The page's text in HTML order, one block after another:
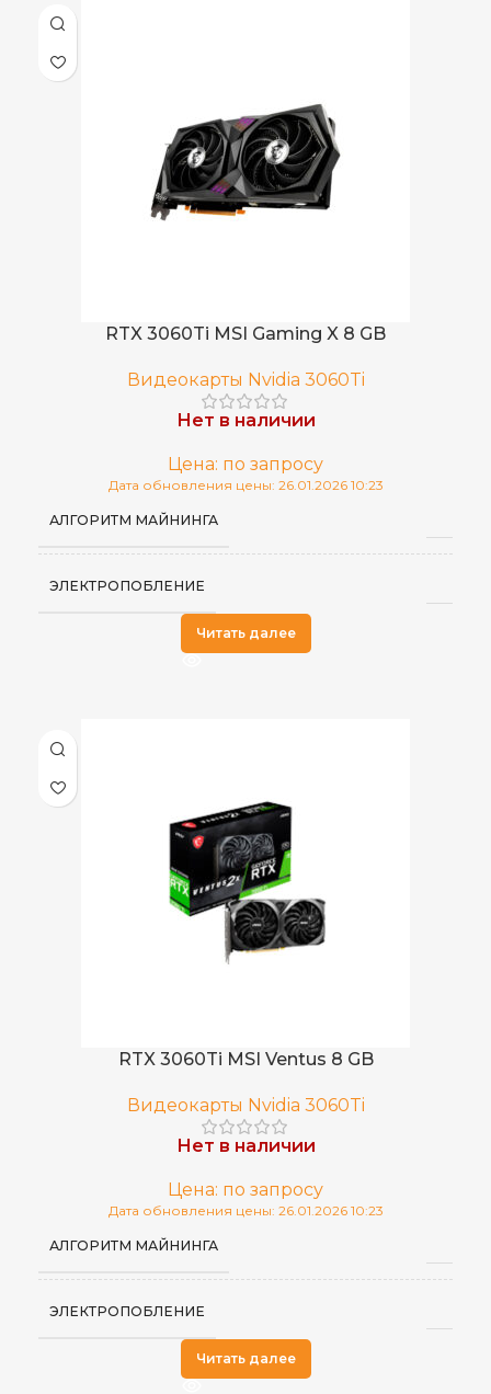
RTX 3060Ti MSI Gaming X 8 GB
Видеокарты Nvidia 3060Ti
Нет в наличии
Цена: по запросу
Дата обновления цены: 26.01.2026 10:23
АЛГОРИТМ МАЙНИНГА
ЭЛЕКТРОПОБЛЕНИЕ
Читать далее
RTX 3060Ti MSI Ventus 8 GB
Видеокарты Nvidia 3060Ti
Нет в наличии
Цена: по запросу
Дата обновления цены: 26.01.2026 10:23
АЛГОРИТМ МАЙНИНГА
ЭЛЕКТРОПОБЛЕНИЕ
Читать далее